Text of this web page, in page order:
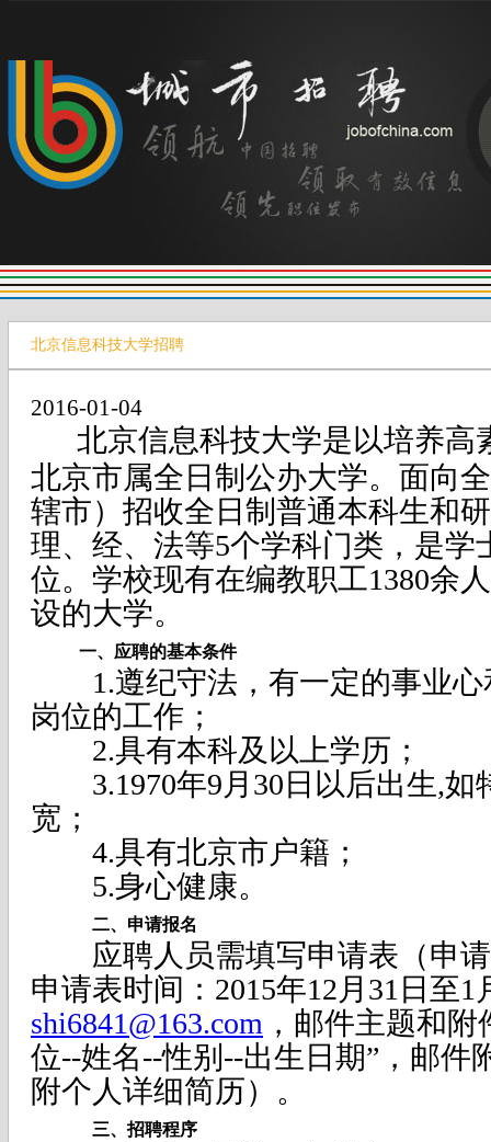
北京信息科技大学招聘
2016-01-04
北京信息科技大学是以培养高
北京市属全日制公办大学。面向
辖市）招收全日制普通本科生和
理、经、法等5个学科门类，是学
位。学校现有在编教职工1380余
设的大学。
一、应聘的基本条件
1.遵纪守法，有一定的事业心
岗位的工作；
2.具有本科及以上学历；
3.1970年9月30日以后出生,如
宽；
4.具有北京市户籍；
5.身心健康。
二、申请报名
应聘人员需填写申请表（申请
申请表时间：2015年12月31日至
shi6841@163.com ，邮件主题和
位--姓名--性别--出生日期”，邮件
附个人详细简历）。
三、招聘程序